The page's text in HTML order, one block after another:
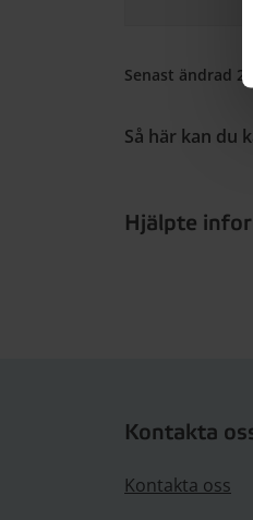
Senast ändrad
Så här kan du
Hjälpte
Kontakta
Kontakta oss